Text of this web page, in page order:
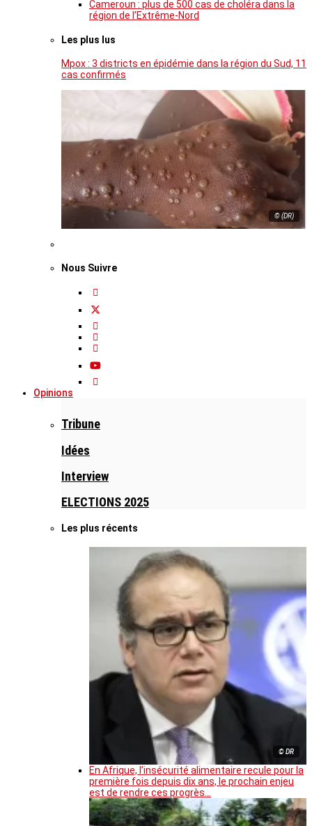
Cameroun : plus de 500 cas de choléra dans la
région de l’Extrême-Nord
Les plus lus
Mpox : 3 districts en épidémie dans la région du Sud, 11
cas confirmés
© (DR)
Nous Suivre
Opinions
Tribune
Idées
Interview
ELECTIONS 2025
Les plus récents
© DR
En Afrique, l’insécurité alimentaire recule pour la
première fois depuis dix ans, le prochain enjeu
est de rendre ces progrès…